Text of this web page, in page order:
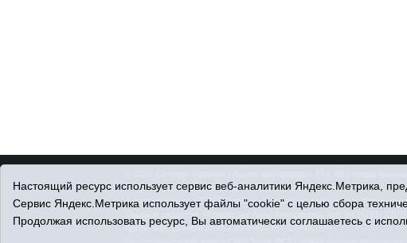
© При использовании материалов ссылка обязательна.
Адрес редакции: 627750 Тюменская область, г. Ишим, ул.
Адрес электронной почты:IshimPravda-1@obl72.ru
Настоящий ресурс использует сервис веб-аналитики Яндекс.Метрика,
Сервис Яндекс.Метрика использует файлы "cookie" с целью сбора
Продолжая использовать ресурс, Вы автоматически соглашаетесь с